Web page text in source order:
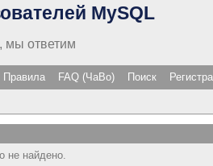
MySQL
мы ответим
Правила FAQ (ЧаВо) Поиск
не найдено.